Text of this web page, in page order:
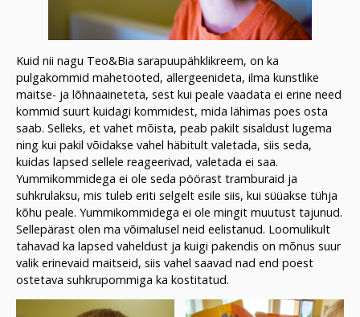
Kuid nii nagu Teo&Bia sarapuupähklikreem, on ka
pulgakommid mahetooted, allergeenideta, ilma kunstlike
maitse- ja lõhnaaineteta, sest kui peale vaadata ei erine need
kommid suurt kuidagi kommidest, mida lähimas poes osta
saab. Selleks, et vahet mõista, peab pakilt sisaldust lugema
ning kui pakil võidakse vahel häbitult valetada, siis seda,
kuidas lapsed sellele reageerivad, valetada ei saa.
Yummikommidega ei ole seda pöörast tramburaid ja
suhkrulaksu, mis tuleb eriti selgelt esile siis, kui süüakse tühja
kõhu peale. Yummikommidega ei ole mingit muutust tajunud.
Sellepärast olen ma võimalusel neid eelistanud. Loomulikult
tahavad ka lapsed vaheldust ja kuigi pakendis on mõnus suur
valik erinevaid maitseid, siis vahel saavad nad end poest
ostetava suhkrupommiga ka kostitatud.